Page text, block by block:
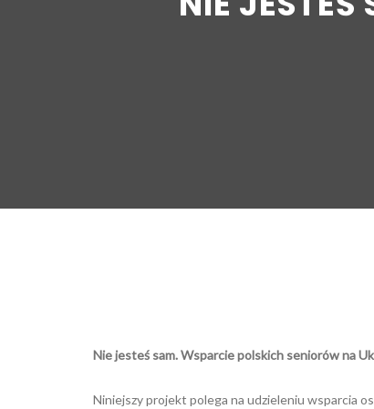
Nie jesteś sam. Wsparcie polskich seniorów na
Niniejszy projekt polega na udzieleniu wsparcia